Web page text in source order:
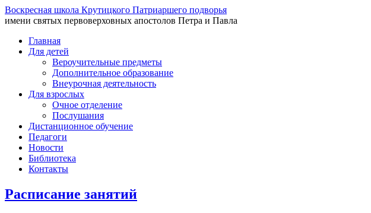
Воскресная школа Крутицкого Патриаршего подворья
имени святых первоверховных апостолов Петра и Павла
Главная
Для детей
Вероучительные предметы
Дополнительное образование
Внеурочная деятельность
Для взрослых
Очное отделение
Послушания
Дистанционное обучение
Педагоги
Новости
Библиотека
Контакты
Расписание занятий